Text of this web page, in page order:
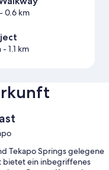
0.6 km
- 1.1 km
Tekapo Springs gelegene
bietet ein inbegriffenes